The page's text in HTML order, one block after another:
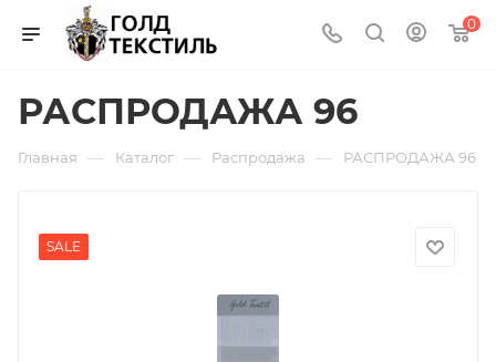
0
РАСПРОДАЖА 96
Главная — Каталог — Распродажа — РАСПРОДАЖА 96
SALE